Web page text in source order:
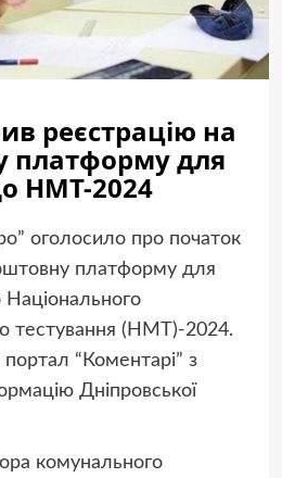
реєстрацію на
платформу для
НМТ-2024
оголосило про початок
платформу для
Національного
тестування (НМТ)-2024.
“Коментарі” з
Дніпровської
комунального